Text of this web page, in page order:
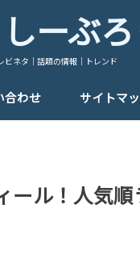
ーぶろ
ビネタ｜話題の情報｜トレンド
合わせ サイトマ
ール！人気順